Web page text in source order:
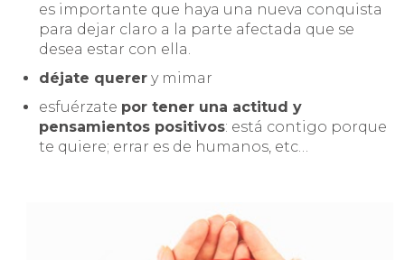
es importante que haya una nueva conquista
para dejar claro a la parte afectada que se
desea estar con ella.
déjate querer y mimar
esfuérzate por tener una actitud y
pensamientos positivos: está contigo porque
te quiere; errar es de humanos, etc…